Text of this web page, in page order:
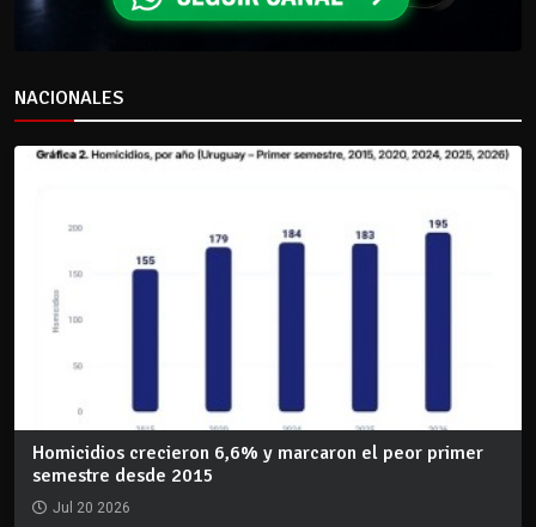
NACIONALES
Homicidios crecieron 6,6% y marcaron el peor primer
semestre desde 2015
Jul 20 2026